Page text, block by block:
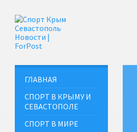
ГЛАВНАЯ
СПОРТ В КРЫМУ И
СЕВАСТОПОЛЕ
СПОРТ В МИРЕ